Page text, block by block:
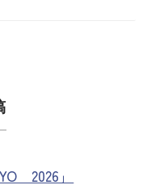
2026」